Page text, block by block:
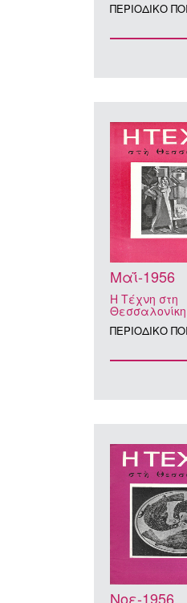
ΠΕΡΙΟΔΙΚΟ
Μαΐ-1956
Η Τέχνη στη
ΠΕΡΙΟΔΙΚΟ
Νοε-1956